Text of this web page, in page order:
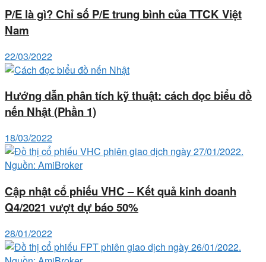
P/E là gì? Chỉ số P/E trung bình của TTCK Việt
Nam
22/03/2022
Hướng dẫn phân tích kỹ thuật: cách đọc biểu đồ
nến Nhật (Phần 1)
18/03/2022
Cập nhật cổ phiếu VHC – Kết quả kinh doanh
Q4/2021 vượt dự báo 50%
28/01/2022